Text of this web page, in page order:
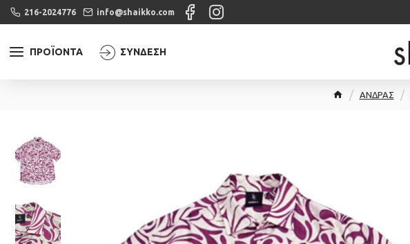
216-2024776 info@shaikko.com
ΠΡΟΪΌΝΤΑ ΣΎΝΔΕΣΗ
ΑΝΔΡΑΣ